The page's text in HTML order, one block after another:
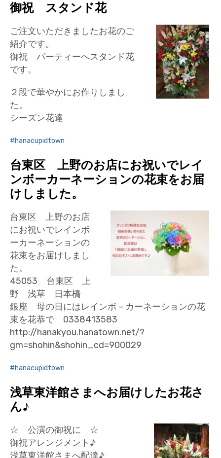
御祝 スタンド花
ご注文いただきましたお花のご
紹介です。
御祝 パーティーへスタンド花
です。
２段で華やかにお作りしまし
た。
シーズン花達
hanacupidtown
台東区 上野のお店にお祝いでレイ
ンボーカーネーションの花束をお届
けしました。
台東区 上野のお店
にお祝いでレインボ
ーカーネーションの
花束をお届けしまし
た。
45053 台東区 上
野 浅草 日本橋
銀座 母の日にはレインボ－カーネーションの花
束を花恭で 0338413583
http://hanakyou.hanatown.net/?
gm=shohin&shohin_cd=900029
hanacupidtown
浅草東洋館さまへお届けしたお花さ
ん♪
☆ 公演の御祝に ☆
御祝アレンジメント♪
浅草東洋館さまへ配達♪